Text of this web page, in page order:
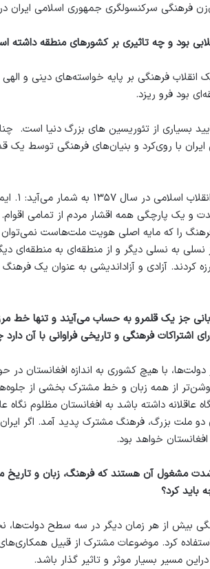
فرهنگی سرکنسولگری جمهوری اسلامی ایران
سال ۱۳۵۷ در ایران یک انقلاب فرهنگی بر پایه
بود فرو ریزد.
بسیاری از تئوریسین های بزرگ دنیا است.
ایران با روی‌کرد و بنیان‌های فرهنگی توسط
واعتماد وی با آحاد مردم. ۳. وحدت و یک پارچگی همه اقشار
را که مایه اصلی هویت ملت‌هاست
به نسلی دیگر و از منطقه‌ای به منطقه‌ای
کردند. آزادی و آزاداندیشی به عنوان یک
جز یک قلمرو به حساب می‌آیند و تنها خط
اشتراکات فرهنگی و تاریخی فراوانی با آن
با هیچ کشوری به اندازه افغانستان در
از همه زبان و خط مشترک بخشی از
داشته باشد به افغانستان مظلوم نگاه
ملت بزرگ، فرهنگ مشترک پدید آمد. اگر ایران
خواهد بود.
آن هستند که فرهنگ، زبان و تاریخ
باید کرد؟
بیش از هر زمان دیگر در سه سطح دولت‌ها،
کرد. موضوعات مشترک از قبیل
مسیر بسیار موثر و تاثیر گذار ‌باشد.